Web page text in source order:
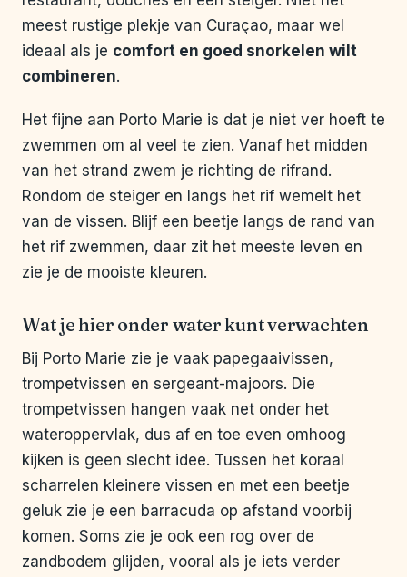
meest rustige plekje van Curaçao, maar wel
ideaal als je comfort en goed snorkelen wilt
combineren.
Het fijne aan Porto Marie is dat je niet ver hoeft te
zwemmen om al veel te zien. Vanaf het midden
van het strand zwem je richting de rifrand.
Rondom de steiger en langs het rif wemelt het
van de vissen. Blijf een beetje langs de rand van
het rif zwemmen, daar zit het meeste leven en
zie je de mooiste kleuren.
Wat je hier onder water kunt verwachten
Bij Porto Marie zie je vaak papegaaivissen,
trompetvissen en sergeant-majoors. Die
trompetvissen hangen vaak net onder het
wateroppervlak, dus af en toe even omhoog
kijken is geen slecht idee. Tussen het koraal
scharrelen kleinere vissen en met een beetje
geluk zie je een barracuda op afstand voorbij
komen. Soms zie je ook een rog over de
zandbodem glijden, vooral als je iets verder